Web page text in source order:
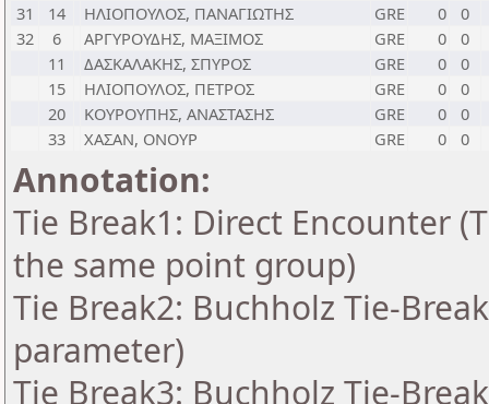
31
14 ΗΛΙΟΠΟΥΛΟΣ, ΠΑΝΑΓΙΩΤΗΣ GRE 0
0
32
6 ΑΡΓΥΡΟΥΔΗΣ, ΜΑΞΙΜΟΣ GRE 0
0
11
ΔΑΣΚΑΛΑΚΗΣ, ΣΠΥΡΟΣ GRE 0
0
15
ΗΛΙΟΠΟΥΛΟΣ, ΠΕΤΡΟΣ GRE 0
0
20
ΚΟΥΡΟΥΠΗΣ, ΑΝΑΣΤΑΣΗΣ GRE 0
0
33
ΧΑΣΑΝ, ΟΝΟΥΡ GRE 0 0
Annotation:
Tie Break1: Direct Encounter
the same point group)
Tie Break2: Buchholz Tie-
parameter)
Tie Break3: Buchholz Tie-